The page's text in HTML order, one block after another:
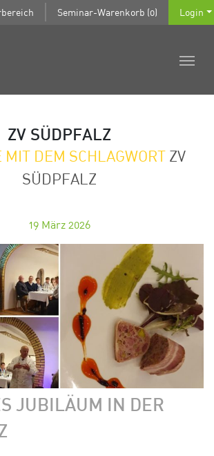
Seminar-Warenkorb (0) Login
ZV SÜDPFALZ
MIT DEM SCHLAGWORT ZV
SÜDPFALZ
19 März 2026
JUBILÄUM IN DER